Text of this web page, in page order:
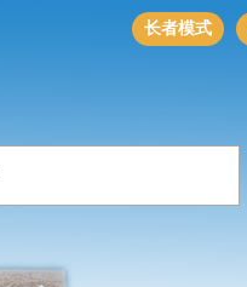
长者模式